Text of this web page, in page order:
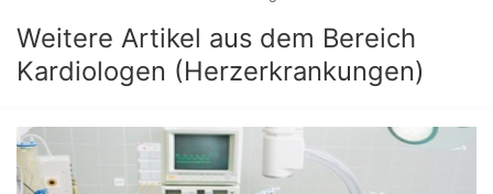
Weitere Artikel aus dem Bereich
Kardiologen (Herzerkrankungen)